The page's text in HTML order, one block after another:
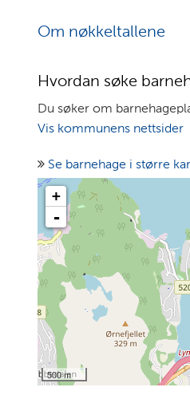
Om nøkkeltallene
Hvordan søke
Du søker om
Vis kommunens nettsider
Se barnehage i større
+
-
500 m